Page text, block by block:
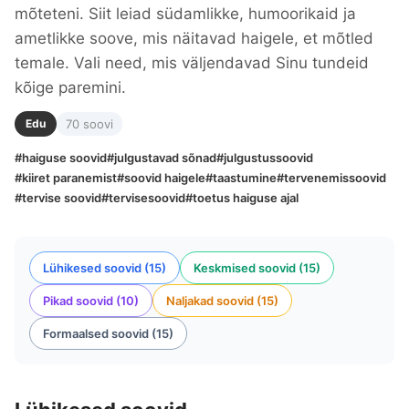
mõteteni. Siit leiad südamlikke, humoorikaid ja
ametlikke soove, mis näitavad haigele, et mõtled
temale. Vali need, mis väljendavad Sinu tundeid
kõige paremini.
Edu 70 soovi
#haiguse soovid#julgustavad sõnad#julgustussoovid
#kiiret paranemist#soovid haigele#taastumine#tervenemissoovid
#tervise soovid#tervisesoovid#toetus haiguse ajal
Lühikesed soovid (15) Keskmised soovid (15)
Pikad soovid (10) Naljakad soovid (15)
Formaalsed soovid (15)